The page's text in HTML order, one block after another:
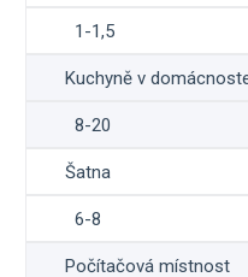
1-1,5
Kuchyně v
8-20
Šatna
6-8
Počítačová místnost